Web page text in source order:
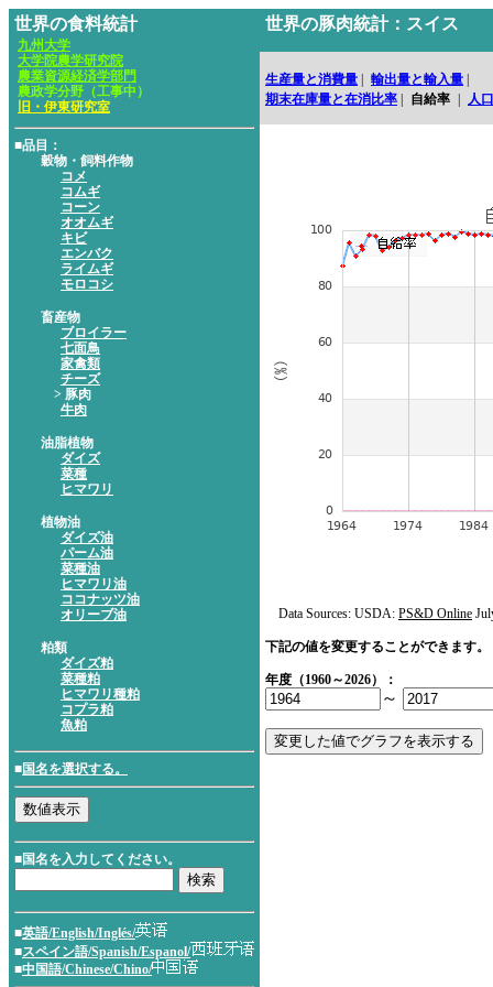
世界の食料統計
九州大学
大学院農学研究院
農業資源経済学部門
農政学分野（工事中）
旧・伊東研究室
■品目：
穀物・飼料作物
コメ
コムギ
コーン
オオムギ
キビ
エンバク
ライムギ
モロコシ
畜産物
ブロイラー
七面鳥
家禽類
チーズ
> 豚肉
牛肉
油脂植物
ダイズ
菜種
ヒマワリ
植物油
ダイズ油
パーム油
菜種油
ヒマワリ油
ココナッツ油
オリーブ油
粕類
ダイズ粕
菜種粕
ヒマワリ種粕
コプラ粕
魚粕
■国名を選択する。
■国名を入力してください。
■英語/English/Inglés/
■スペイン語/Spanish/Espanol/
■中国語/Chinese/Chino/
世界の豚肉統計：スイス
生産量と消費量 輸出量と輸入量
期末在庫量と在消比率
自給率 人口
Data Sources: USDA: PS&D Online
下記の値を変更することができます。
年度（1960～2026）：
～